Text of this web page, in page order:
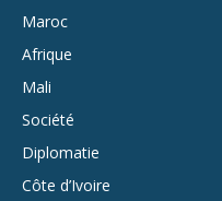
Maroc
Afrique
Mali
Société
Diplomatie
Côte d’Ivoire